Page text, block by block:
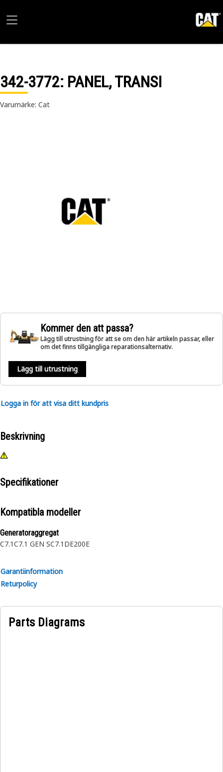
342-3772: PANEL, TRANSI
Varumärke: Cat
Kommer den att passa?
Lägg till utrustning för att se om den här artikeln passar, eller
om det finns tillgängliga reparationsalternativ.
Lägg till utrustning
Logga in för att visa ditt kundpris
Beskrivning
Specifikationer
Kompatibla modeller
Generatoraggregat
C7.1C7.1 GEN SC7.1DE200E
Garantiinformation
Returpolicy
Parts Diagrams